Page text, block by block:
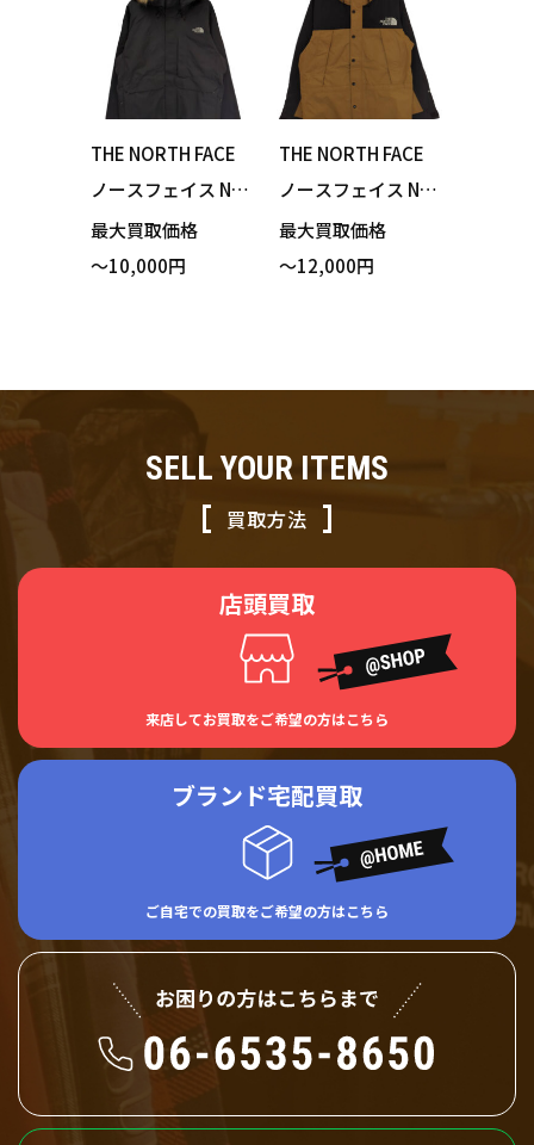
ワイト Mサイズ 買
い取りました！
ワイト Lサイズ 買
い取りました！
THE NORTH FACE
ノースフェイス NS
62104 Powderfro
Jacket パウダーフ
い取りました！
最大買取価格
～10,000円
THE NORTH FACE
ノースフェイス NP
62236 Mountain Li
ght Jacket マウン
た！
最大買取価格
～12,000円
SELL YOUR ITEMS
買取方法
店頭買取
来店してお買取をご希望の方はこちら
ブランド宅配買取
ご自宅での買取をご希望の方はこちら